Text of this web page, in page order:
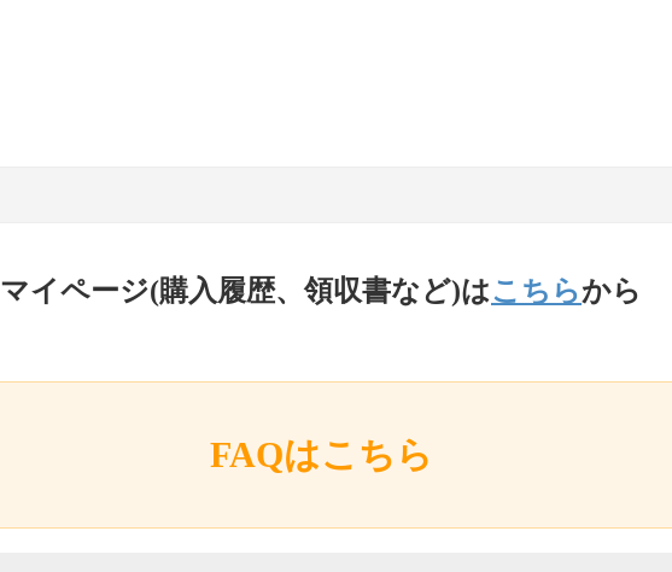
マイページ(購入履歴、領収書など)はこちらから
FAQはこちら